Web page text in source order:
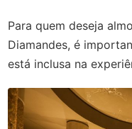
Para quem deseja
Diamandes, é
está inclusa na